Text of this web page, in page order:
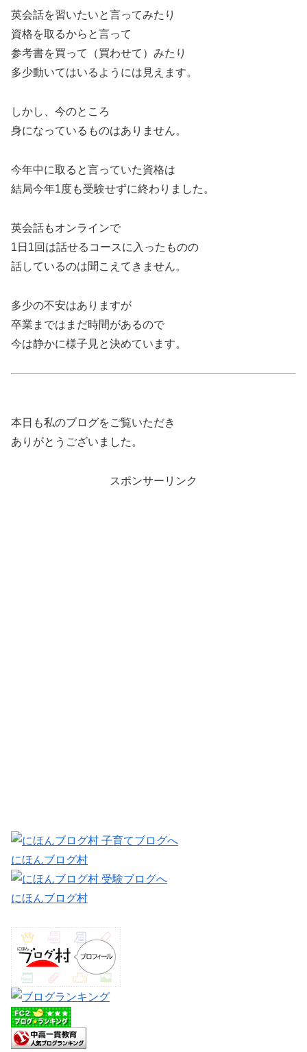
英会話を習いたいと言ってみたり
資格を取るからと言って
参考書を買って（買わせて）みたり
多少動いてはいるようには見えます。
しかし、今のところ
身になっているものはありません。
今年中に取ると言っていた資格は
結局今年1度も受験せずに終わりました。
英会話もオンラインで
1日1回は話せるコースに入ったものの
話しているのは聞こえてきません。
多少の不安はありますが
卒業まではまだ時間があるので
今は静かに様子見と決めています。
本日も私のブログをご覧いただき
ありがとうございました。
スポンサーリンク
にほんブログ村
にほんブログ村